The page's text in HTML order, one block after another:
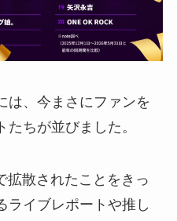
は、今まさにファンを
ちが並びました。
拡散されたことをきっ
ライブレポートや推し